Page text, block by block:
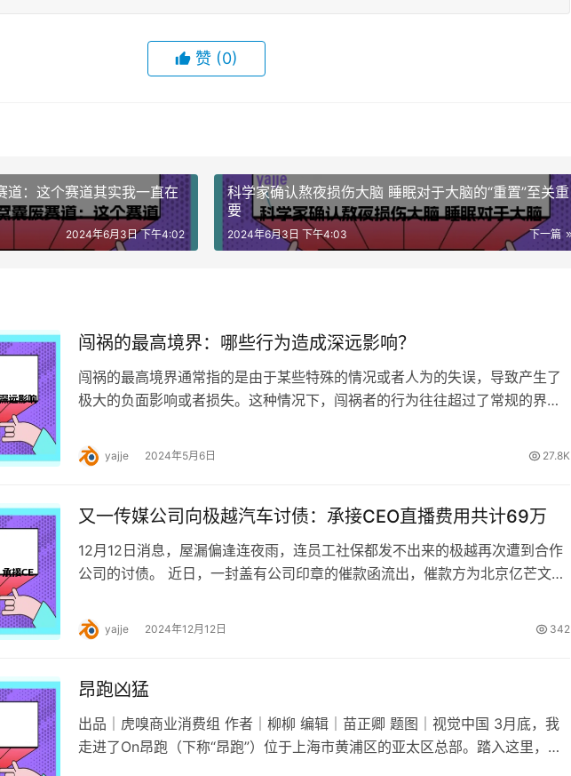
赞 (0)
道：这个赛道其实我一直在
2024年6月3日 下午4:02
科学家确认熬夜损伤大脑 睡眠对于大脑的“重置”至关重
要
下一篇
2024年6月3日 下午4:03
闯祸的最高境界：哪些行为造成深远影响？
闯祸的最高境界通常指的是由于某些特殊的情况或者人为的失误，导致产生了
极大的负面影响或者损失。这种情况下，闯祸者的行为往往超过了常规的界
yajje 2024年5月6日 27.8K
又一传媒公司向极越汽车讨债：承接CEO直播费用共计69万
12月12日消息，屋漏偏逢连夜雨，连员工社保都发不出来的极越再次遭到合作
公司的讨债。 近日，一封盖有公司印章的催款函流出，催款方为北京亿芒文化
yajje 2024年12月12日 342
昂跑凶猛
出品｜虎嗅商业消费组 作者｜柳柳 编辑｜苗正卿 题图｜视觉中国 3月底，我
走进了On昂跑（下称“昂跑”）位于上海市黄浦区的亚太区总部。踏入这里，我